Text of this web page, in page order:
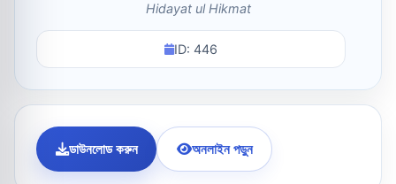
Hidayat ul Hikmat
ID: 446
ডাউনলোড করুন অনলাইন পড়ুন